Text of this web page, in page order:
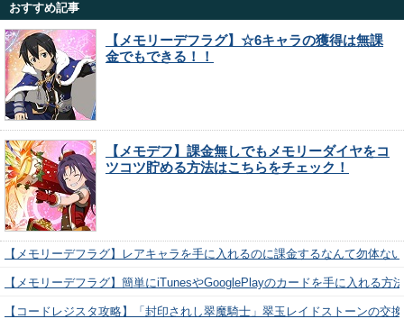
おすすめ記事
【メモリーデフラグ】☆6キャラの獲得は無課
金でもできる！！
【メモデフ】課金無しでもメモリーダイヤをコ
ツコツ貯める方法はこちらをチェック！
【メモリーデフラグ】レアキャラを手に入れるのに課金するなんて勿体な
【メモリーデフラグ】簡単にiTunesやGooglePlayのカードを手に入れる方
【コードレジスタ攻略】「封印されし翠魔騎士」翠玉レイドストーンの交